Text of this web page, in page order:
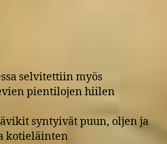
selvitettiin myös
pientilojen hiilen
syntyivät puun, oljen ja
kotieläinten